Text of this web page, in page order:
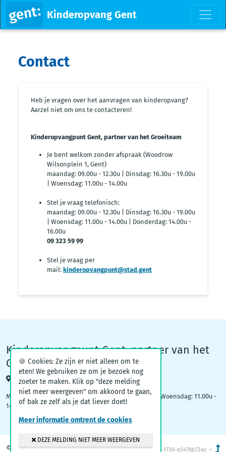
Kinderopvang Gent
Contact
Heb je vragen over het aanvragen van kinderopvang?
Aarzel niet om ons te contacteren!
Kinderopvangpunt Gent, partner van het Groeiteam
Je bent welkom zonder afspraak (Woodrow
Wilsonplein 1, Gent)
maandag: 09.00u - 12.30u | Dinsdag: 16.30u - 19.00u
| Woensdag: 11.00u - 14.00u
Stel je vraag telefonisch:
maandag: 09.00u - 12.30u | Dinsdag: 16.30u - 19.00u
| Woensdag: 11.00u - 14.00u | Donderdag: 14.00u -
16.00u
09 323 59 99
Stel je vraag per
mail: kinderopvangpunt@stad.gent
Kinderopvangpunt Gent, partner van het
Groeiteam
Woodrow Wilsonplein 1, 9000 Gent
Maandag: 09.00u – 12.30u | Dinsdag: 16.30u - 19.00u | Woensdag: 11.00u -
14.00u
© 2026Kinderopvang Gent v1.2-1730-g3478b72ac ·
🍪 Cookies: Ze zijn er niet alleen om te
eten! We gebruiken ze om je bezoek nog
zoeter te maken. Klik op "deze melding
niet meer weergeven" om akkoord te gaan,
of bak ze zelf als je dat liever doet!
Meer informatie omtrent de cookies
DEZE MELDING NIET MEER WEERGEVEN